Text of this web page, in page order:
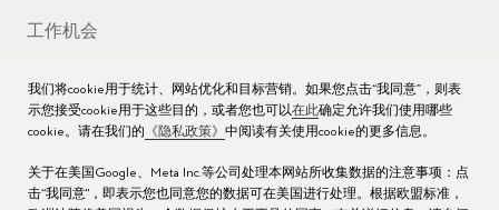
工作机会
联络我们
沪ICP备16013004号
我们将cookie用于统计、网站优化和目标营销。如果您点击“我同意”，则表
示您接受cookie用于这些目的，或者您也可以在此确定允许我们使用哪些
cookie。请在我们的 《隐私政策》 中阅读有关使用cookie的更多信息。
关于在美国Google、Meta Inc.等公司处理本网站所收集数据的注意事项：点
击“我同意"，即表示您也同意您的数据可在美国进行处理。根据欧盟标准，